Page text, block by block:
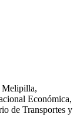
Melipilla,
Económica,
de Transportes y